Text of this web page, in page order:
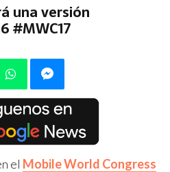
una versión
#MWC17
el Mobile World Congress